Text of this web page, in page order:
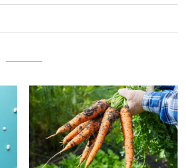
5 super Tipps für weniger
28. Januar 2020